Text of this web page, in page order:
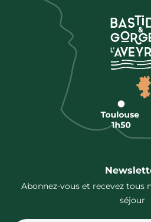
Abonnez-vous et recevez tous
séjour